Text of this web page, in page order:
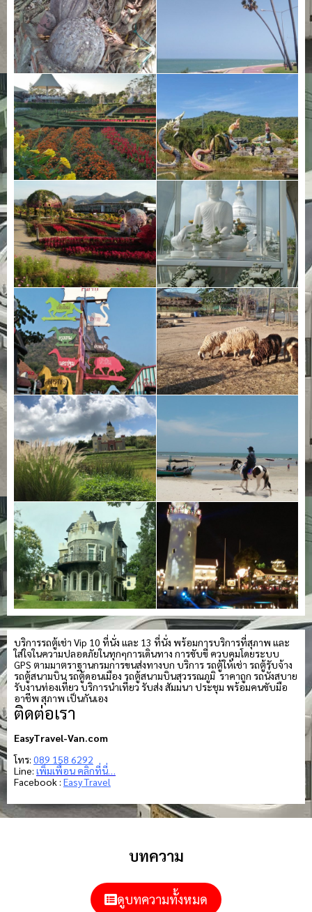
บริการรถตู้เช่า Vip 10 ที่นั่ง และ 13 ที่นั่ง พร้อมการบริการที่สุภาพ และ
ใส่ใจในความปลอดภัยในทุกๆการเดินทาง การขับขี่ ควบคุมโดยระบบ
GPS ตามมาตราฐานกรมการขนส่งทางบก บริการ รถตู้ให้เช่า รถตู้รับจ้าง
รถตู้สนามบิน รถตู้ดอนเมือง รถตู้สนามบินสุวรรณภูมิ ราคาถูก รถนั่งสบาย
รับงานท่องเที่ยว บริการนำเที่ยว รับส่ง สัมมนา ประชุม พร้อมคนขับมือ
อาชีพ สุภาพ เป็นกันเอง
ติดต่อเรา
EasyTravel-Van.com
โทร: 089 158 6292
Line: เพิ่มเพื่อน คลิกที่นี่…
Facebook : Easy Travel
บทความ
ดูบทความทั้งหมด